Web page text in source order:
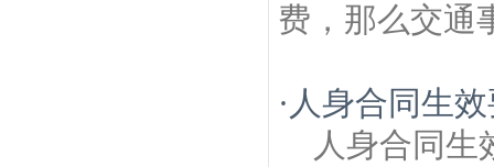
费，那么交通
· 人身合同生
人身合同